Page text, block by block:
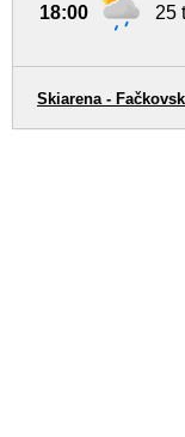
18:00 25
Skiarena -